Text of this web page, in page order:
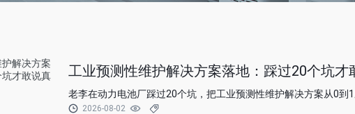
工业预测性维护解决方案落地：踩过20个坑才
老李在动力电池厂踩过20个坑，把工业预测性维护解决方案从0到1
2026-08-02